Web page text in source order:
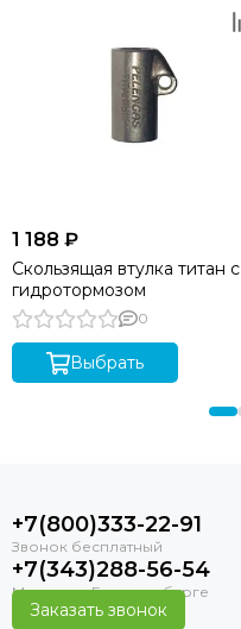
1 188 ₽
Скользящая втулка титан с
гидротормозом
0
Выбрать
+7(800)333-22-91
+7(343)288-56-54
Заказать звонок